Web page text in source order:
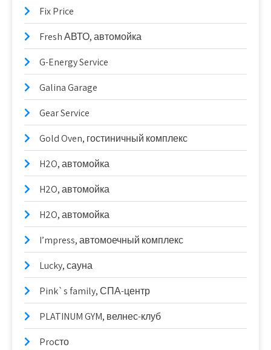
Fix Price
Fresh АВТО, автомойка
G-Energy Service
Galina Garage
Gear Service
Gold Oven, гостиничный комплекс
H2O, автомойка
H2O, автомойка
H2O, автомойка
I’mpress, автомоечный комплекс
Lucky, сауна
Pink`s family, СПА-центр
PLATINUM GYM, велнес-клуб
Proсто